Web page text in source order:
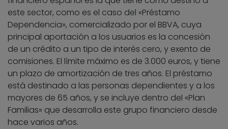
este sector, como es el caso del «Préstamo
Dependencia», comercializado por el BBVA, cuya
principal aportación a los usuarios es la concesión
de un crédito a un tipo de interés cero, y exento de
comisiones. El límite máximo es de 3.000 euros, y tiene
un plazo de amortización de tres años. El préstamo
está destinado a las personas dependientes y a los
mayores de 65 años, y se incluye dentro del «Plan
Familias» que desarrolla este grupo financiero desde
hace varios años.